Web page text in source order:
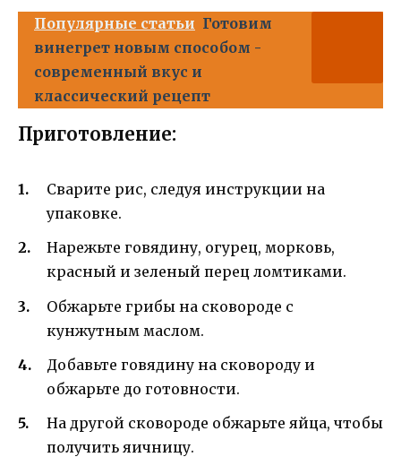
Популярные статьи Готовим
винегрет новым способом -
современный вкус и
классический рецепт
Приготовление:
Сварите рис, следуя инструкции на
упаковке.
Нарежьте говядину, огурец, морковь,
красный и зеленый перец ломтиками.
Обжарьте грибы на сковороде с
кунжутным маслом.
Добавьте говядину на сковороду и
обжарьте до готовности.
На другой сковороде обжарьте яйца, чтобы
получить яичницу.